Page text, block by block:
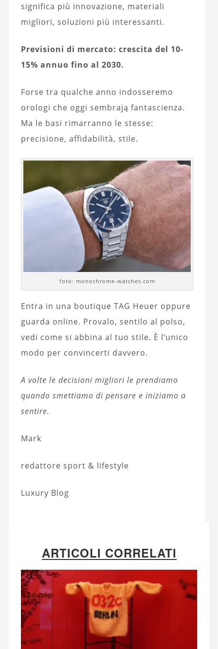
significa più innovazione, materiali
migliori, soluzioni più interessanti.
Previsioni di mercato: crescita del 10-
15% annuo fino al 2030.
Forse tra qualche anno indosseremo
orologi che oggi sembrają fantascienza.
Ma le basi rimarranno le stesse:
precisione, affidabilità, stile.
foto: monochrome-watches.com
Entra in una boutique TAG Heuer oppure
guarda online. Provalo, sentilo al polso,
vedi come si abbina al tuo stile. È l’unico
modo per convincerti davvero.
A volte le decisioni migliori le prendiamo
quando smettiamo di pensare e iniziamo a
sentire.
Mark
redattore sport & lifestyle
Luxury Blog
ARTICOLI CORRELATI